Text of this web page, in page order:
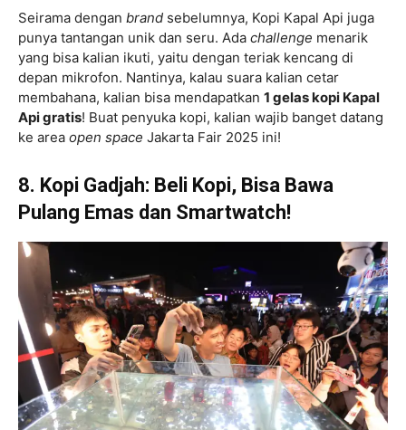
Seirama dengan brand sebelumnya, Kopi Kapal Api juga
punya tantangan unik dan seru. Ada challenge menarik
yang bisa kalian ikuti, yaitu dengan teriak kencang di
depan mikrofon. Nantinya, kalau suara kalian cetar
membahana, kalian bisa mendapatkan 1 gelas kopi Kapal
Api gratis! Buat penyuka kopi, kalian wajib banget datang
ke area open space Jakarta Fair 2025 ini!
8. Kopi Gadjah: Beli Kopi, Bisa Bawa
Pulang Emas dan Smartwatch!